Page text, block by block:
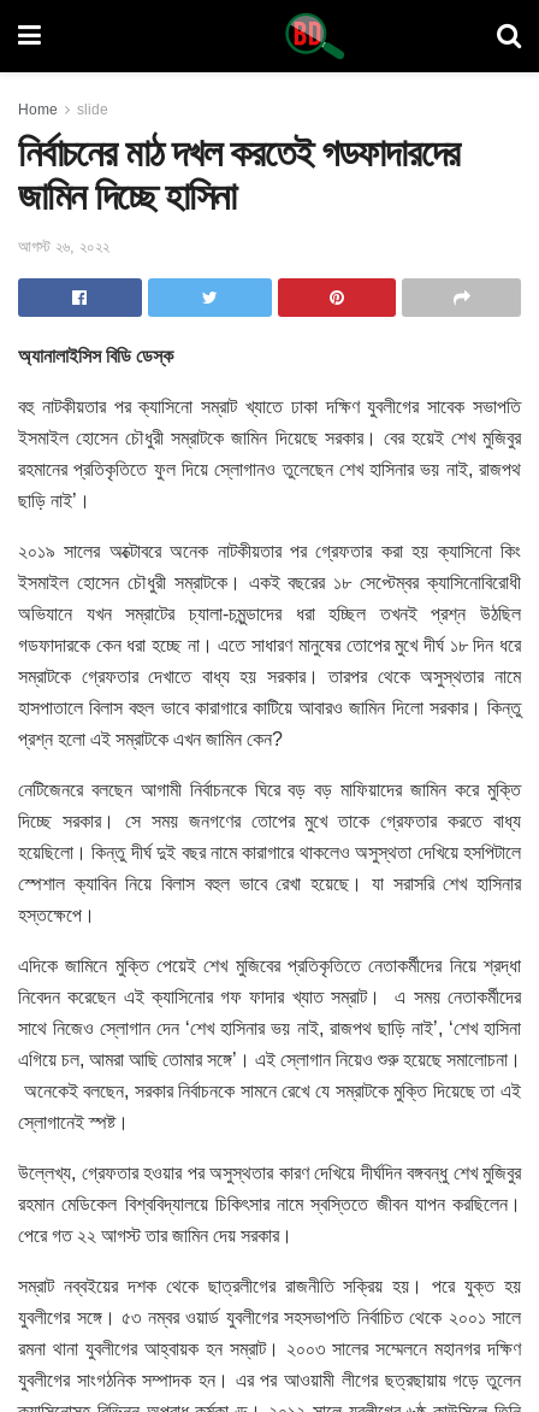
Home slide
নির্বাচনের মাঠ দখল করতেই গডফাদারদের
জামিন দিচ্ছে হাসিনা
আগস্ট ২৬, ২০২২
অ্যানালাইসিস বিডি ডেস্ক
বহু নাটকীয়তার পর ক্যাসিনো সম্রাট খ্যাতে ঢাকা দক্ষিণ যুবলীগের সাবেক সভাপতি
ইসমাইল হোসেন চৌধুরী সম্রাটকে জামিন দিয়েছে সরকার। বের হয়েই শেখ মুজিবুর
রহমানের প্রতিকৃতিতে ফুল দিয়ে স্লোগানও তুলেছেন শেখ হাসিনার ভয় নাই, রাজপথ
ছাড়ি নাই’।
২০১৯ সালের অক্টোবরে অনেক নাটকীয়তার পর গ্রেফতার করা হয় ক্যাসিনো কিং
ইসমাইল হোসেন চৌধুরী সম্রাটকে। একই বছরের ১৮ সেপ্টেম্বর ক্যাসিনোবিরোধী
অভিযানে যখন সম্রাটের চ্যালা-চমুন্ডাদের ধরা হচ্ছিল তখনই প্রশ্ন উঠছিল
গডফাদারকে কেন ধরা হচ্ছে না। এতে সাধারণ মানুষের তোপের মুখে দীর্ঘ ১৮ দিন ধরে
সম্রাটকে গ্রেফতার দেখাতে বাধ্য হয় সরকার। তারপর থেকে অসুস্থতার নামে
হাসপাতালে বিলাস বহুল ভাবে কারাগারে কাটিয়ে আবারও জামিন দিলো সরকার। কিন্তু
প্রশ্ন হলো এই সম্রাটকে এখন জামিন কেন?
নেটিজেনরে বলছেন আগামী নির্বাচনকে ঘিরে বড় বড় মাফিয়াদের জামিন করে মুক্তি
দিচ্ছে সরকার। সে সময় জনগণের তোপের মুখে তাকে গ্রেফতার করতে বাধ্য
হয়েছিলো। কিন্তু দীর্ঘ দুই বছর নামে কারাগারে থাকলেও অসুস্থতা দেখিয়ে হসপিটালে
স্পেশাল ক্যাবিন নিয়ে বিলাস বহুল ভাবে রেখা হয়েছে। যা সরাসরি শেখ হাসিনার
হস্তক্ষেপে।
এদিকে জামিনে মুক্তি পেয়েই শেখ মুজিবের প্রতিকৃতিতে নেতাকর্মীদের নিয়ে শ্রদ্ধা
নিবেদন করেছেন এই ক্যাসিনোর গফ ফাদার খ্যাত সম্রাট। এ সময় নেতাকর্মীদের
সাথে নিজেও স্লোগান দেন ‘শেখ হাসিনার ভয় নাই, রাজপথ ছাড়ি নাই’, ‘শেখ হাসিনা
এগিয়ে চল, আমরা আছি তোমার সঙ্গে’। এই স্লোগান নিয়েও শুরু হয়েছে সমালোচনা।
অনেকেই বলছেন, সরকার নির্বাচনকে সামনে রেখে যে সম্রাটকে মুক্তি দিয়েছে তা এই
স্লোগানেই স্পষ্ট।
উল্লেখ্য, গ্রেফতার হওয়ার পর অসুস্থতার কারণ দেখিয়ে দীর্ঘদিন বঙ্গবন্ধু শেখ মুজিবুর
রহমান মেডিকেল বিশ্ববিদ্যালয়ে চিকিৎসার নামে স্বস্তিতে জীবন যাপন করছিলেন।
পেরে গত ২২ আগস্ট তার জামিন দেয় সরকার।
সম্রাট নব্বইয়ের দশক থেকে ছাত্রলীগের রাজনীতি সক্রিয় হয়। পরে যুক্ত হয়
যুবলীগের সঙ্গে। ৫৩ নম্বর ওয়ার্ড যুবলীগের সহসভাপতি নির্বাচিত থেকে ২০০১ সালে
রমনা থানা যুবলীগের আহ্বায়ক হন সম্রাট। ২০০৩ সালের সম্মেলনে মহানগর দক্ষিণ
যুবলীগের সাংগঠনিক সম্পাদক হন। এর পর আওয়ামী লীগের ছত্রছায়ায় গড়ে তুলেন